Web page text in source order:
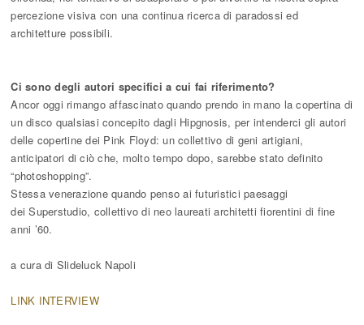
percezione visiva con una continua ricerca di paradossi ed
architetture possibili.
Ci sono degli autori specifici a cui fai riferimento?
Ancor oggi rimango affascinato quando prendo in mano la copertina di
un disco qualsiasi concepito dagli Hipgnosis, per intenderci gli autori
delle copertine dei Pink Floyd: un collettivo di geni artigiani,
anticipatori di ciò che, molto tempo dopo, sarebbe stato definito
“photoshopping”.
Stessa venerazione quando penso ai futuristici paesaggi
dei Superstudio, collettivo di neo laureati architetti fiorentini di fine
anni ’60.
a cura di Slideluck Napoli
LINK INTERVIEW